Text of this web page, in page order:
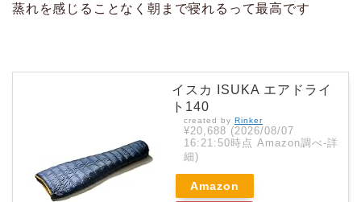
蒸れを感じることなく朝まで寝れるって最高です
イスカ ISUKA エアドライ
ト140
created by Rinker
¥20,688 (2026/08/07
16:21:50時点 Amazon調べ-詳
細)
Amazon